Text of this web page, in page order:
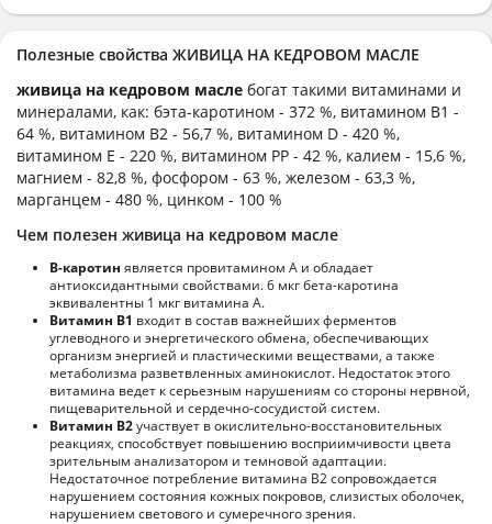
Полезные свойства ЖИВИЦА НА КЕДРОВОМ МАСЛЕ
живица на кедровом масле богат такими витаминами и
минералами, как: бэта-каротином - 372 %, витамином B1 -
64 %, витамином B2 - 56,7 %, витамином D - 420 %,
витамином E - 220 %, витамином PP - 42 %, калием - 15,6 %,
магнием - 82,8 %, фосфором - 63 %, железом - 63,3 %,
марганцем - 480 %, цинком - 100 %
Чем полезен живица на кедровом масле
В-каротин является провитамином А и обладает
антиоксидантными свойствами. 6 мкг бета-каротина
эквивалентны 1 мкг витамина А.
Витамин В1 входит в состав важнейших ферментов
углеводного и энергетического обмена, обеспечивающих
организм энергией и пластическими веществами, а также
метаболизма разветвленных аминокислот. Недостаток этого
витамина ведет к серьезным нарушениям со стороны нервной,
пищеварительной и сердечно-сосудистой систем.
Витамин В2участвует в окислительно-восстановительных
реакциях, способствует повышению восприимчивости цвета
зрительным анализатором и темновой адаптации.
Недостаточное потребление витамина В2 сопровождается
нарушением состояния кожных покровов, слизистых оболочек,
нарушением светового и сумеречного зрения.